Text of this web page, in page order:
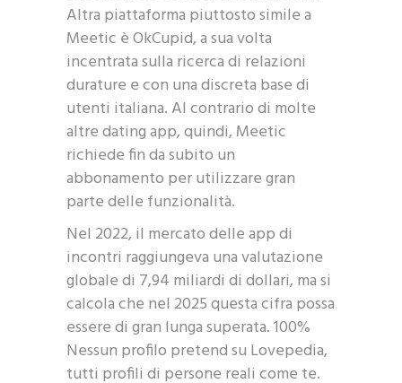
Altra piattaforma piuttosto simile a
Meetic è OkCupid, a sua volta
incentrata sulla ricerca di relazioni
durature e con una discreta base di
utenti italiana. Al contrario di molte
altre dating app, quindi, Meetic
richiede fin da subito un
abbonamento per utilizzare gran
parte delle funzionalità.
Nel 2022, il mercato delle app di
incontri raggiungeva una valutazione
globale di 7,94 miliardi di dollari, ma si
calcola che nel 2025 questa cifra possa
essere di gran lunga superata. 100%
Nessun profilo pretend su Lovepedia,
tutti profili di persone reali come te.